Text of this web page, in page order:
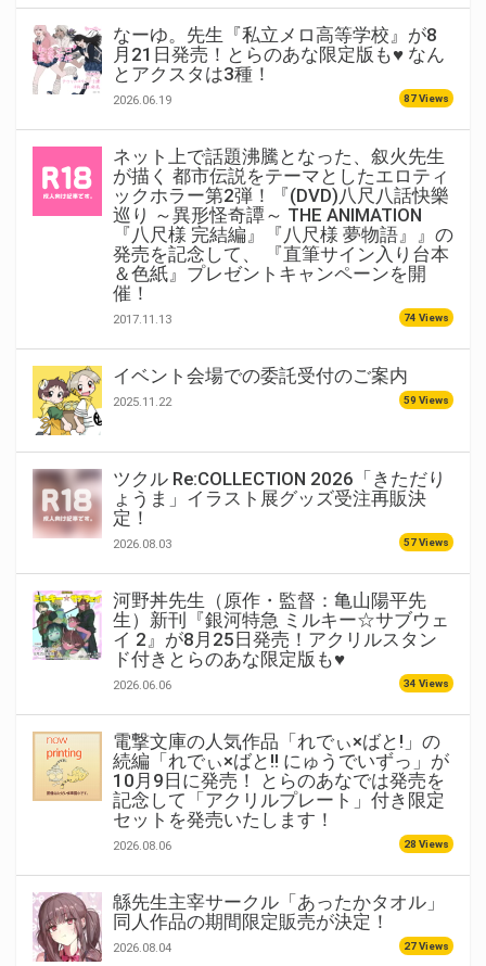
なーゆ。先生『私立メロ高等学校』が8
月21日発売！とらのあな限定版も♥ なん
とアクスタは3種！
2026.06.19 87 Views
ネット上で話題沸騰となった、叙火先生
が描く 都市伝説をテーマとしたエロティ
ックホラー第2弾！『(DVD)八尺八話快樂
巡り ～異形怪奇譚～ THE ANIMATION
『八尺様 完結編』『八尺様 夢物語』』の
発売を記念して、 『直筆サイン入り台本
＆色紙』プレゼントキャンペーンを開
催！
2017.11.13 74 Views
イベント会場での委託受付のご案内
2025.11.22 59 Views
ツクル Re:COLLECTION 2026「きただり
ょうま」イラスト展グッズ受注再販決
定！
2026.08.03 57 Views
河野丼先生（原作・監督：亀山陽平先
生）新刊『銀河特急 ミルキー☆サブウェ
イ 2』が8月25日発売！アクリルスタン
ド付きとらのあな限定版も♥
2026.06.06 34 Views
電撃文庫の人気作品「れでぃ×ばと!」の
続編「れでぃ×ばと!! にゅうでいずっ」が
10月9日に発売！ とらのあなでは発売を
記念して「アクリルプレート」付き限定
セットを発売いたします！
2026.08.06 28 Views
緜先生主宰サークル「あったかタオル」
同人作品の期間限定販売が決定！
2026.08.04 27 Views